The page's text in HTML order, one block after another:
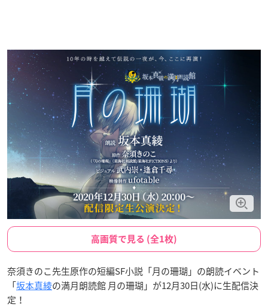
高画質で見る (全1枚)
奈須きのこ先生原作の短編SF小説「月の珊瑚」の朗読イベント
「坂本真綾の満月朗読館 月の珊瑚」が12月30日(水)に生配信決
定！